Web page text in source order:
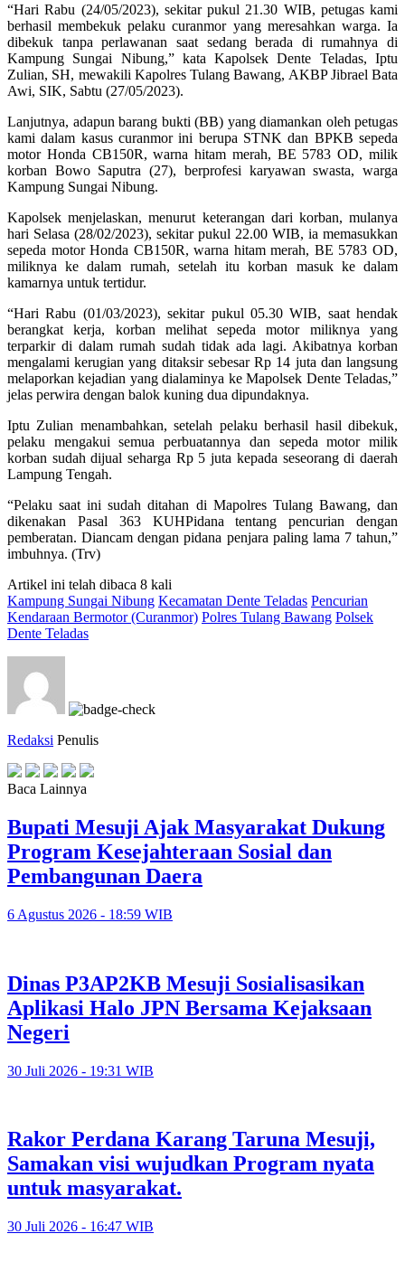
“Hari Rabu (24/05/2023), sekitar pukul 21.30 WIB, petugas kami
berhasil membekuk pelaku curanmor yang meresahkan warga. Ia
dibekuk tanpa perlawanan saat sedang berada di rumahnya di
Kampung Sungai Nibung,” kata Kapolsek Dente Teladas, Iptu
Zulian, SH, mewakili Kapolres Tulang Bawang, AKBP Jibrael Bata
Awi, SIK, Sabtu (27/05/2023).
Lanjutnya, adapun barang bukti (BB) yang diamankan oleh petugas
kami dalam kasus curanmor ini berupa STNK dan BPKB sepeda
motor Honda CB150R, warna hitam merah, BE 5783 OD, milik
korban Bowo Saputra (27), berprofesi karyawan swasta, warga
Kampung Sungai Nibung.
Kapolsek menjelaskan, menurut keterangan dari korban, mulanya
hari Selasa (28/02/2023), sekitar pukul 22.00 WIB, ia memasukkan
sepeda motor Honda CB150R, warna hitam merah, BE 5783 OD,
miliknya ke dalam rumah, setelah itu korban masuk ke dalam
kamarnya untuk tertidur.
“Hari Rabu (01/03/2023), sekitar pukul 05.30 WIB, saat hendak
berangkat kerja, korban melihat sepeda motor miliknya yang
terparkir di dalam rumah sudah tidak ada lagi. Akibatnya korban
mengalami kerugian yang ditaksir sebesar Rp 14 juta dan langsung
melaporkan kejadian yang dialaminya ke Mapolsek Dente Teladas,”
jelas perwira dengan balok kuning dua dipundaknya.
Iptu Zulian menambahkan, setelah pelaku berhasil hasil dibekuk,
pelaku mengakui semua perbuatannya dan sepeda motor milik
korban sudah dijual seharga Rp 5 juta kepada seseorang di daerah
Lampung Tengah.
“Pelaku saat ini sudah ditahan di Mapolres Tulang Bawang, dan
dikenakan Pasal 363 KUHPidana tentang pencurian dengan
pemberatan. Diancam dengan pidana penjara paling lama 7 tahun,”
imbuhnya. (Trv)
Artikel ini telah dibaca 8 kali
Kampung Sungai Nibung Kecamatan Dente Teladas Pencurian
Kendaraan Bermotor (Curanmor) Polres Tulang Bawang Polsek
Dente Teladas
Redaksi Penulis
Baca Lainnya
Bupati Mesuji Ajak Masyarakat Dukung
Program Kesejahteraan Sosial dan
Pembangunan Daera
6 Agustus 2026 - 18:59 WIB
Dinas P3AP2KB Mesuji Sosialisasikan
Aplikasi Halo JPN Bersama Kejaksaan
Negeri
30 Juli 2026 - 19:31 WIB
Rakor Perdana Karang Taruna Mesuji,
Samakan visi wujudkan Program nyata
untuk masyarakat.
30 Juli 2026 - 16:47 WIB